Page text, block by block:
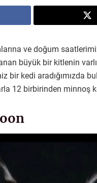
ve doğum
büyük bir kitlenin
bir kedi aradığımızda
12 birbirinden minnoş